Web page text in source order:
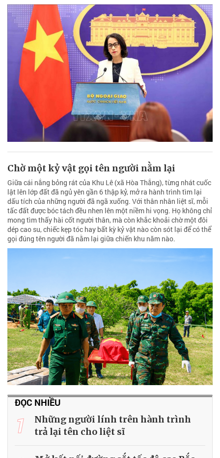
Chờ một kỷ vật gọi tên người nằm lại
Giữa cái nắng bỏng rát của Khu Lê (xã Hòa Thắng), từng nhát cuốc
lật lên lớp đất đã ngủ yên gần 6 thập kỷ, mở ra hành trình tìm lại
dấu tích của những người đã ngã xuống. Với thân nhân liệt sĩ, mỗi
tấc đất được bóc tách đều nhen lên một niềm hi vọng. Họ không chỉ
mong tìm thấy hài cốt người thân, mà còn khắc khoải chờ một đôi
dép cao su, chiếc kẹp tóc hay bất kỳ kỷ vật nào còn sót lại để có thể
gọi đúng tên người đã nằm lại giữa chiến khu năm nào.
ĐỌC NHIỀU
1
Những người lính trên hành trình
trả lại tên cho liệt sĩ